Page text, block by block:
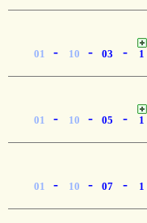
01 - 10 - 03 - 1
01 - 10 - 05 - 1
01 - 10 - 07 - 1